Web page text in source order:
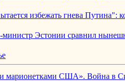
избежать гнева
министр Эстонии сравнил
марионетками США». Война в